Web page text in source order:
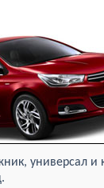
универсал и